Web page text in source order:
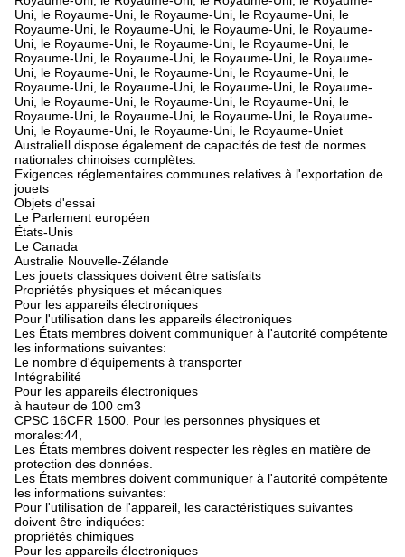
Uni, le Royaume-Uni, le Royaume-Uni, le Royaume-Uni, le
Royaume-Uni, le Royaume-Uni, le Royaume-Uni, le Royaume-
Uni, le Royaume-Uni, le Royaume-Uni, le Royaume-Uni, le
Royaume-Uni, le Royaume-Uni, le Royaume-Uni, le Royaume-
Uni, le Royaume-Uni, le Royaume-Uni, le Royaume-Uni, le
Royaume-Uni, le Royaume-Uni, le Royaume-Uni, le Royaume-
Uni, le Royaume-Uni, le Royaume-Uni, le Royaume-Uni, le
Royaume-Uni, le Royaume-Uni, le Royaume-Uni, le Royaume-
Uni, le Royaume-Uni, le Royaume-Uni, le Royaume-Uniet
AustralieIl dispose également de capacités de test de normes
nationales chinoises complètes.
Exigences réglementaires communes relatives à l'exportation de
jouets
Objets d'essai
Le Parlement européen
États-Unis
Le Canada
Australie Nouvelle-Zélande
Les jouets classiques doivent être satisfaits
Propriétés physiques et mécaniques
Pour les appareils électroniques
Pour l'utilisation dans les appareils électroniques
Les États membres doivent communiquer à l'autorité compétente
les informations suivantes:
Le nombre d'équipements à transporter
Intégrabilité
Pour les appareils électroniques
à hauteur de 100 cm3
CPSC 16CFR 1500. Pour les personnes physiques et
morales:44,
Les États membres doivent respecter les règles en matière de
protection des données.
Les États membres doivent communiquer à l'autorité compétente
les informations suivantes:
Pour l'utilisation de l'appareil, les caractéristiques suivantes
doivent être indiquées:
propriétés chimiques
Pour les appareils électroniques